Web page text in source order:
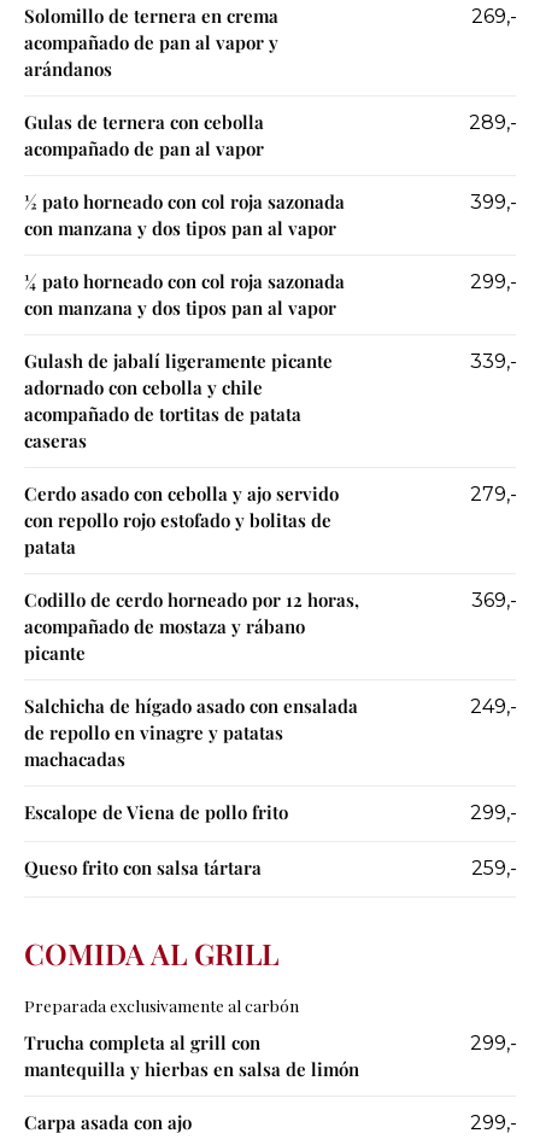
Solomillo de ternera en crema
acompañado de pan al vapor y
arándanos
269,-
Gulas de ternera con cebolla
acompañado de pan al vapor
289,-
½ pato horneado con col roja sazonada
con manzana y dos tipos pan al vapor
399,-
¼ pato horneado con col roja sazonada
con manzana y dos tipos pan al vapor
299,-
Gulash de jabalí ligeramente picante
adornado con cebolla y chile
acompañado de tortitas de patata
caseras
339,-
Cerdo asado con cebolla y ajo servido
con repollo rojo estofado y bolitas de
patata
279,-
Codillo de cerdo horneado por 12 horas,
acompañado de mostaza y rábano
picante
369,-
Salchicha de hígado asado con ensalada
de repollo en vinagre y patatas
machacadas
249,-
Escalope de Viena de pollo frito 299,-
Queso frito con salsa tártara 259,-
COMIDA AL GRILL
Preparada exclusivamente al carbón
Trucha completa al grill con
mantequilla y hierbas en salsa de limón
299,-
Carpa asada con ajo 299,-